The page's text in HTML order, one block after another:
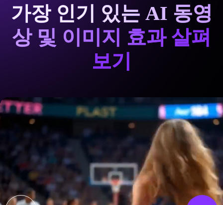
가장 인기 있는 AI 동영
상 및 이미지 효과 살펴
보기